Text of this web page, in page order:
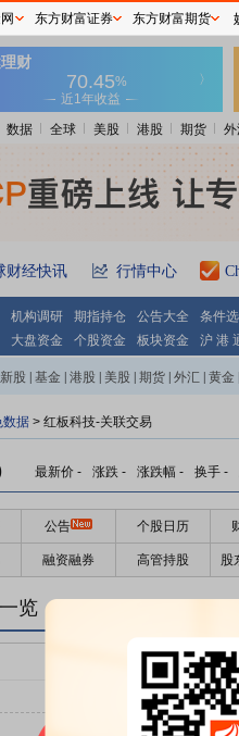
数据 全球 美股 港股 期货
财经快讯 行情中心
机构调研 期指持仓 公告大全 条件
大盘资金 个股资金 板块资金 沪 港
新股 基金 港股 美股 期货 外汇 黄金
数据 > 红板科技-关联交易
最新价 - 涨跌 - 涨跌幅 - 换手 -
公告 个股日历
融资融券 高管持股 股
览
东方财富证券 东方财富期货